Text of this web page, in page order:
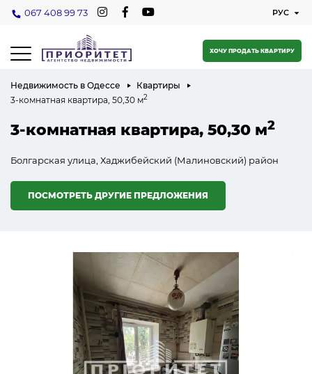
067 408 99 73
ХОЧУ ПРОДАТЬ КВАРТИРУ
Недвижимость в Одессе
Квартиры
3-комнатная квартира, 50,30 м2
3-комнатная квартира, 50,30 м2
Болгарская улица, Хаджибейский (Малиновский) район
ПОСМОТРЕТЬ ДРУГИЕ ПРЕДЛОЖЕНИЯ